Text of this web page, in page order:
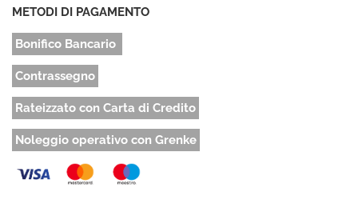
METODI DI PAGAMENTO
Bonifico Bancario
Contrassegno
Rateizzato con Carta di Credito
Noleggio operativo con Grenke